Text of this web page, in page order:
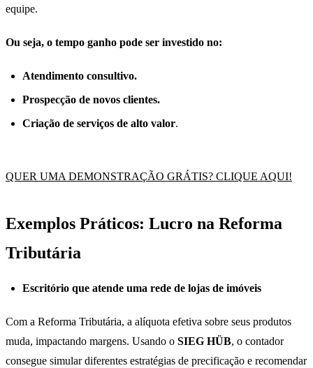
equipe.
Ou seja, o tempo ganho pode ser investido no:
Atendimento consultivo.
Prospecção de novos clientes.
Criação de serviços de alto valor.
QUER UMA DEMONSTRAÇÃO GRÁTIS? CLIQUE AQUI!
Exemplos Práticos: Lucro na Reforma
Tributária
Escritório que atende uma rede de lojas de imóveis
Com a Reforma Tributária, a alíquota efetiva sobre seus produtos
muda, impactando margens. Usando o SIEG HÜB, o contador
consegue simular diferentes estratégias de precificação e recomendar